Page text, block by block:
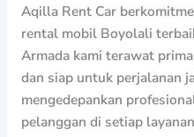
Aqilla Rent Car
rental mobil Boyolali
Armada kami terawat
dan siap untuk perjalanan
mengedepankan
pelanggan di setiap